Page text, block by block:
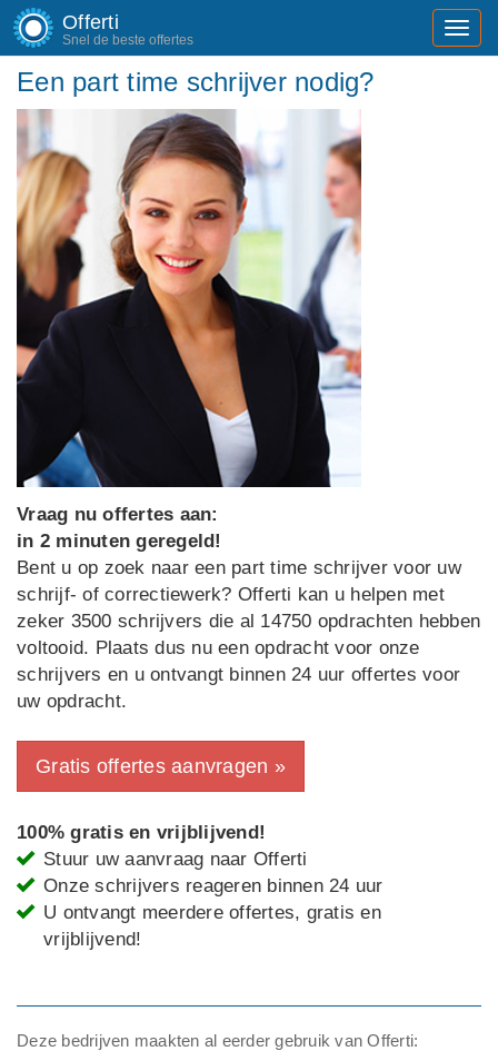
Offerti
Snel de beste offertes
Een part time schrijver nodig?
Vraag nu offertes aan:
in 2 minuten geregeld!
Bent u op zoek naar een part time schrijver voor uw
schrijf- of correctiewerk? Offerti kan u helpen met
zeker 3500 schrijvers die al 14750 opdrachten hebben
voltooid. Plaats dus nu een opdracht voor onze
schrijvers en u ontvangt binnen 24 uur offertes voor
uw opdracht.
Gratis offertes aanvragen »
100% gratis en vrijblijvend!
Stuur uw aanvraag naar Offerti
Onze schrijvers reageren binnen 24 uur
U ontvangt meerdere offertes, gratis en
vrijblijvend!
Deze bedrijven maakten al eerder gebruik van Offerti: